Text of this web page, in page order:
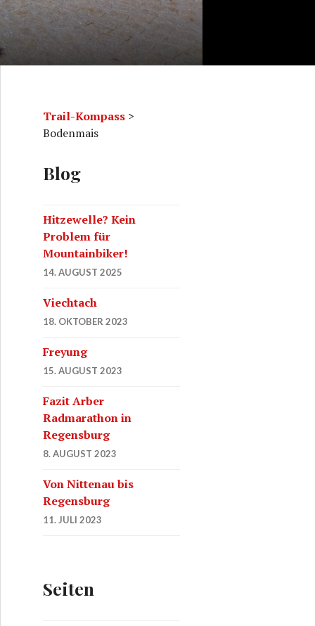
Trail-Kompass >
Bodenmais
Blog
Hitzewelle? Kein
Problem für
Mountainbiker!
14. AUGUST 2025
Viechtach
18. OKTOBER 2023
Freyung
15. AUGUST 2023
Fazit Arber
Radmarathon in
Regensburg
8. AUGUST 2023
Von Nittenau bis
Regensburg
11. JULI 2023
Seiten